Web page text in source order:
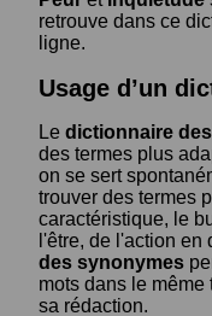
retrouve dans ce
ligne.
Usage d’un
Le dictionnaire
des termes plus
on se sert
trouver des termes
caractéristique, le
l'être, de l'action en
des synonymes
mots dans le même
sa rédaction.